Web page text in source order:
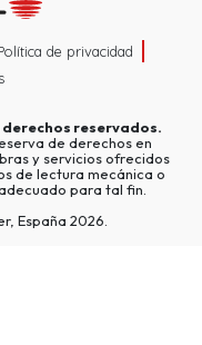
de privacidad
reservados.
de derechos en
y servicios ofrecidos
de lectura mecánica o
para tal fin.
España 2026.